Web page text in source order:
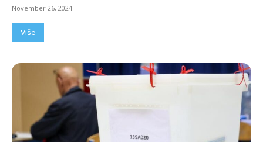
November 26, 2024
Više